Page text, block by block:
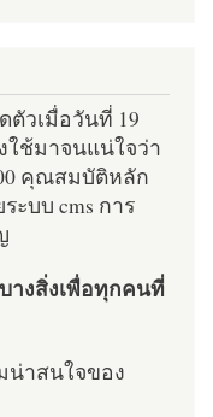
ตัวเมื่อวันที่ 19
ใช้มาจนแน่ใจว่า
คุณสมบัติหลัก
ะบบ cms การ
างสิ่งเพื่อทุกคนที่
น่าสนใจของ